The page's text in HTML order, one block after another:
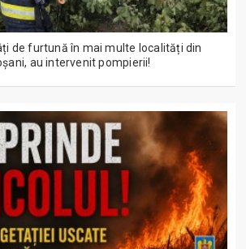
de furtună în mai multe localități din
au intervenit pompierii!